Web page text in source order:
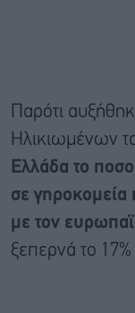
Παρότι
Ηλικιωμένων
Ελλάδα το
σε γηροκομεία
με τον
ξεπερνά το 17%